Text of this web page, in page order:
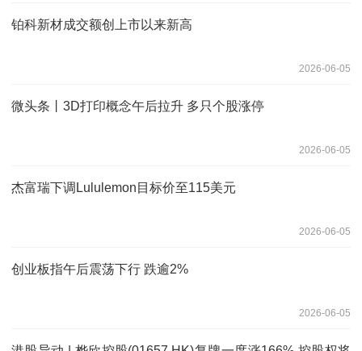
铂科新材成交额创上市以来新高
2026-06-05
微头条丨3D打印概念午后拉升 多只个股涨停
2026-06-05
杰富瑞下调Lululemon目标价至115美元
2026-06-05
创业板指午后震荡下行 跌逾2%
2026-06-05